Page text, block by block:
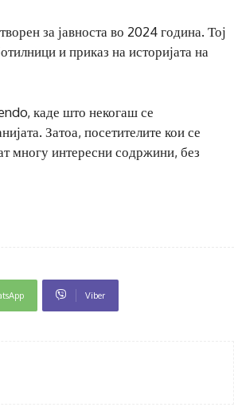
за јавноста во 2024 година. Тој
и приказ на историјата на
каде што некогаш се
Затоа, посетителите кои се
многу интересни содржини, без
Viber